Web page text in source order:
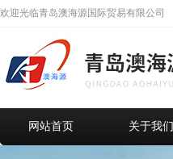
欢迎光临青岛澳海源国际贸易有限公司
网站首页 关于我们